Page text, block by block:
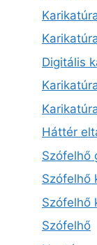
Digitális
Háttér
Szófelhő
Szófelhő
Szófelhő
Szófelhő